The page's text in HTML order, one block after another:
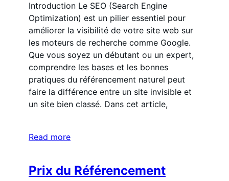
Introduction Le SEO (Search Engine
Optimization) est un pilier essentiel pour
améliorer la visibilité de votre site web sur
les moteurs de recherche comme Google.
Que vous soyez un débutant ou un expert,
comprendre les bases et les bonnes
pratiques du référencement naturel peut
faire la différence entre un site invisible et
un site bien classé. Dans cet article,
Read more
Prix du Référencement